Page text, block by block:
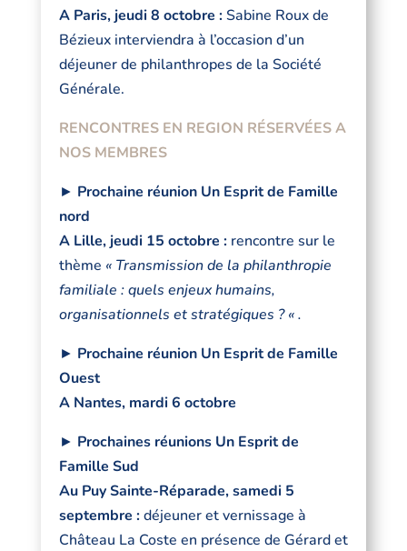
A Paris, jeudi 8 octobre :Sabine Roux de
Bézieux interviendra à l’occasion d’un
déjeuner de philanthropes de la Société
Générale.
RENCONTRES EN REGION RÉSERVÉES A
NOS MEMBRES
► Prochaine réunion Un Esprit de Famille
nord
A Lille, jeudi 15 octobre : rencontre sur le
thème « Transmission de la philanthropie
familiale : quels enjeux humains,
organisationnels et stratégiques ? « .
► Prochaine réunion Un Esprit de Famille
Ouest
A Nantes, mardi 6 octobre
► Prochaines réunions Un Esprit de
Famille Sud
Au Puy Sainte-Réparade, samedi 5
septembre :déjeuner et vernissage à
Château La Coste en présence de Gérard et